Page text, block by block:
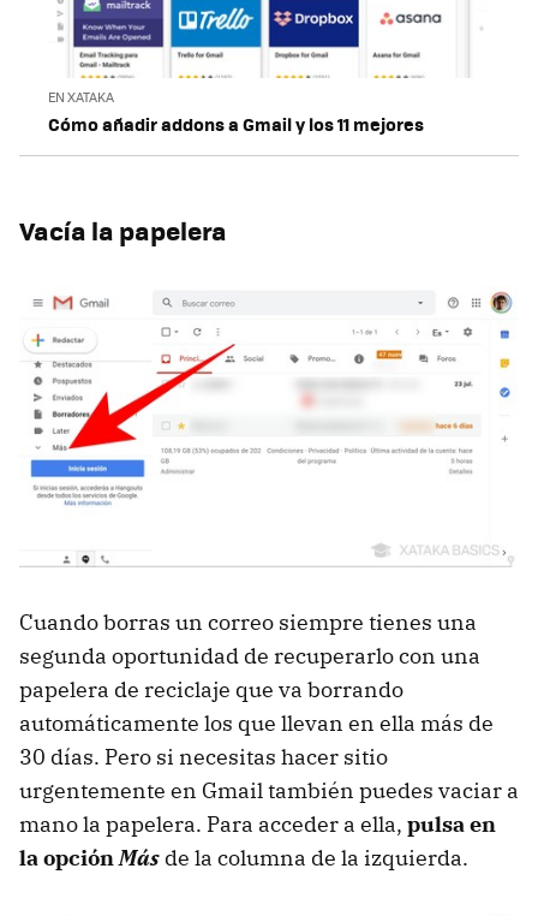
EN XATAKA
Cómo añadir addons a Gmail y los 11 mejores
Vacía la papelera
Cuando borras un correo siempre tienes una
segunda oportunidad de recuperarlo con una
papelera de reciclaje que va borrando
automáticamente los que llevan en ella más de
30 días. Pero si necesitas hacer sitio
urgentemente en Gmail también puedes vaciar a
mano la papelera. Para acceder a ella, pulsa en
la opciónMás de la columna de la izquierda.